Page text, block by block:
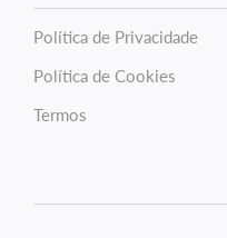
Política de Privacidade
Política de Cookies
Termos
Electronic Team